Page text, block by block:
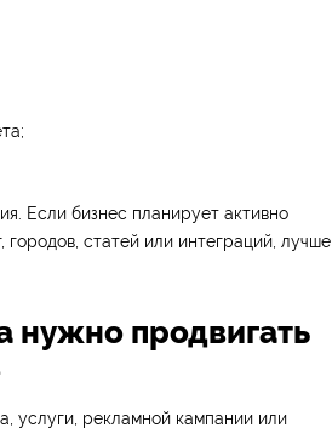
Если бизнес планирует активно
городов, статей или интеграций, лучше
нужно продвигать
услуги, рекламной кампании или